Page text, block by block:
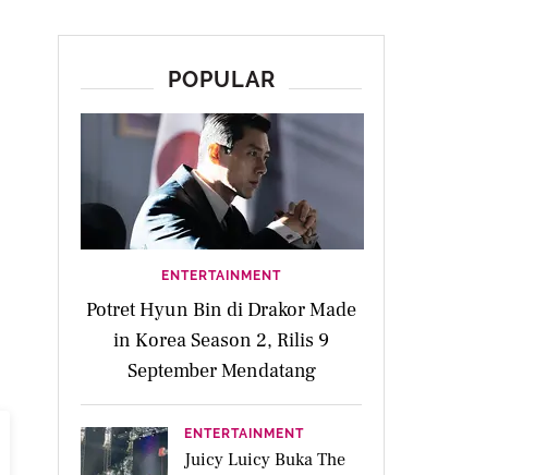
POPULAR
ENTERTAINMENT
Potret Hyun Bin di Drakor Made
in Korea Season 2, Rilis 9
September Mendatang
ENTERTAINMENT
Juicy Luicy Buka The